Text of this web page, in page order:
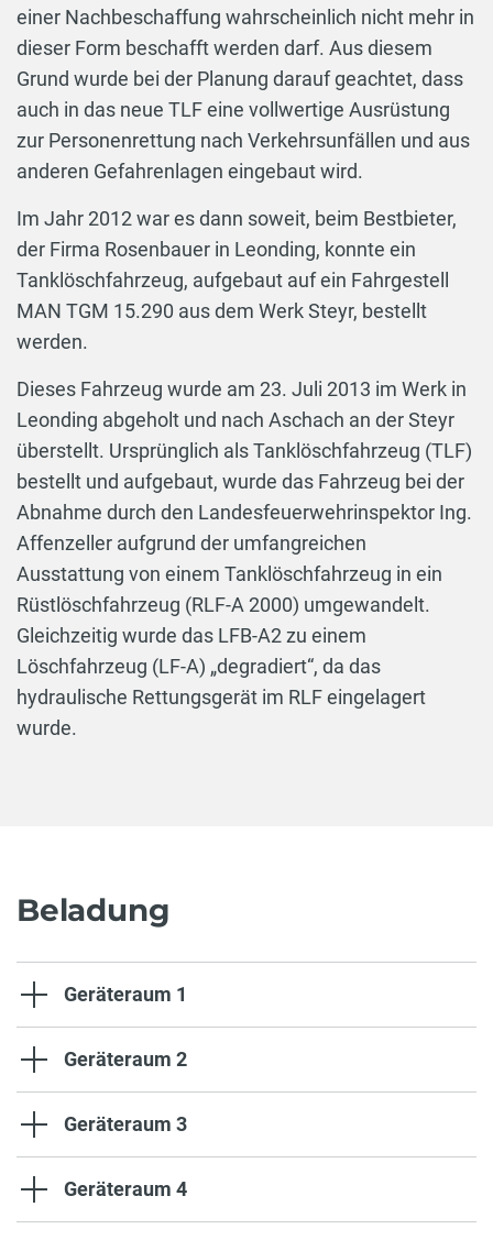
einer Nachbeschaffung wahrscheinlich nicht mehr in
dieser Form beschafft werden darf. Aus diesem
Grund wurde bei der Planung darauf geachtet, dass
auch in das neue TLF eine vollwertige Ausrüstung
zur Personenrettung nach Verkehrsunfällen und aus
anderen Gefahrenlagen eingebaut wird.
Im Jahr 2012 war es dann soweit, beim Bestbieter,
der Firma Rosenbauer in Leonding, konnte ein
Tanklöschfahrzeug, aufgebaut auf ein Fahrgestell
MAN TGM 15.290 aus dem Werk Steyr, bestellt
werden.
Dieses Fahrzeug wurde am 23. Juli 2013 im Werk in
Leonding abgeholt und nach Aschach an der Steyr
überstellt. Ursprünglich als Tanklöschfahrzeug (TLF)
bestellt und aufgebaut, wurde das Fahrzeug bei der
Abnahme durch den Landesfeuerwehrinspektor Ing.
Affenzeller aufgrund der umfangreichen
Ausstattung von einem Tanklöschfahrzeug in ein
Rüstlöschfahrzeug (RLF-A 2000) umgewandelt.
Gleichzeitig wurde das LFB-A2 zu einem
Löschfahrzeug (LF-A) „degradiert“, da das
hydraulische Rettungsgerät im RLF eingelagert
wurde.
Beladung
Geräteraum 1
Geräteraum 2
Geräteraum 3
Geräteraum 4